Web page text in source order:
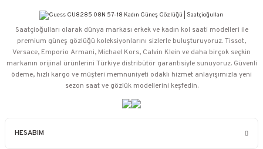
HESABIM
Saatçioğulları⁠ olarak dünya markası erkek ve kadın kol saati modelleri ile
premium güneş gözlüğü koleksiyonlarını sizlerle buluşturuyoruz. Tissot,
Versace, Emporio Armani, Michael Kors, Calvin Klein ve daha birçok seçkin
markanın orijinal ürünlerini Türkiye distribütör garantisiyle sunuyoruz. Güvenli
ödeme, hızlı kargo ve müşteri memnuniyeti odaklı hizmet anlayışımızla yeni
sezon saat ve gözlük modellerini keşfedin.